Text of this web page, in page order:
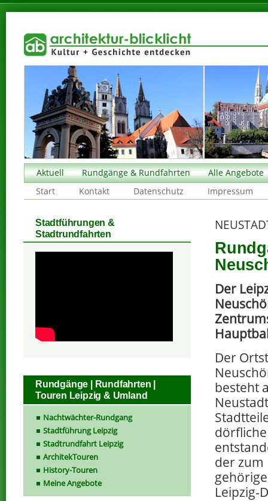
Aktuell Rundgänge & Rundfahrten
Alle Angebote
Start
Kontakt Datenschutz Impressum
Der
Der
besteht
der zum
Leipzig-
Stadtführungen &
Stadtrundfahrten
Rundgänge | Rundfahrten |
Touren Leipzig & Umland
Nachtwächter-Rundgang
Stadtführung Leipzig
Stadtrundfahrt Leipzig
ArchitekTouren
History-Touren
Meine Angebote